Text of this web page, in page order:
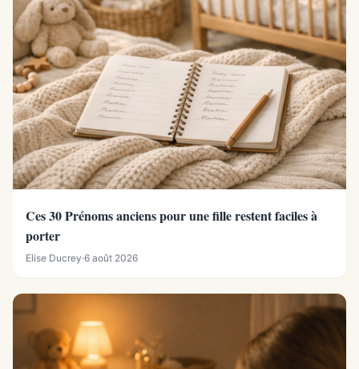
Ces 30 Prénoms anciens pour une fille restent faciles à
porter
Elise Ducrey·6 août 2026